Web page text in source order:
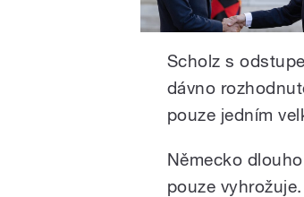
Scholz s
dávno
pouze jedním
Německo
pouze